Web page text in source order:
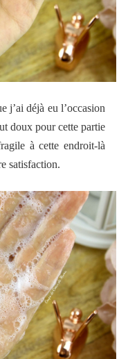
j’ai déjà eu l’occasion
doux pour cette partie
à cette endroit-là
satisfaction.